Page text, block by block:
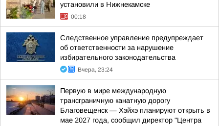
установили в Нижнекамске
00:18
Следственное управление предупреждает
об ответственности за нарушение
избирательного законодательства
Вчера, 23:24
Первую в мире международную
трансграничную канатную дорогу
Благовещенск — Хэйхэ планируют открыть в
мае 2027 года, сообщил директор "Центра